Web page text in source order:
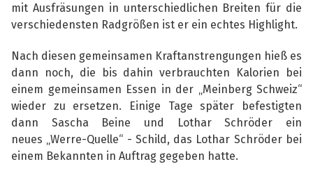
mit Ausfräsungen in unterschiedlichen Breiten für die
verschiedensten Radgrößen ist er ein echtes Highlight.
Nach diesen gemeinsamen Kraftanstrengungen hieß es
dann noch, die bis dahin verbrauchten Kalorien bei
einem gemeinsamen Essen in der „Meinberg Schweiz“
wieder zu
ersetzen. Einige Tage später befestigten
dann Sascha Beine und Lothar Schröder ein
neues „Werre-Quelle“ - Schild, das Lothar Schröder bei
einem Bekannten in Auftrag gegeben hatte.